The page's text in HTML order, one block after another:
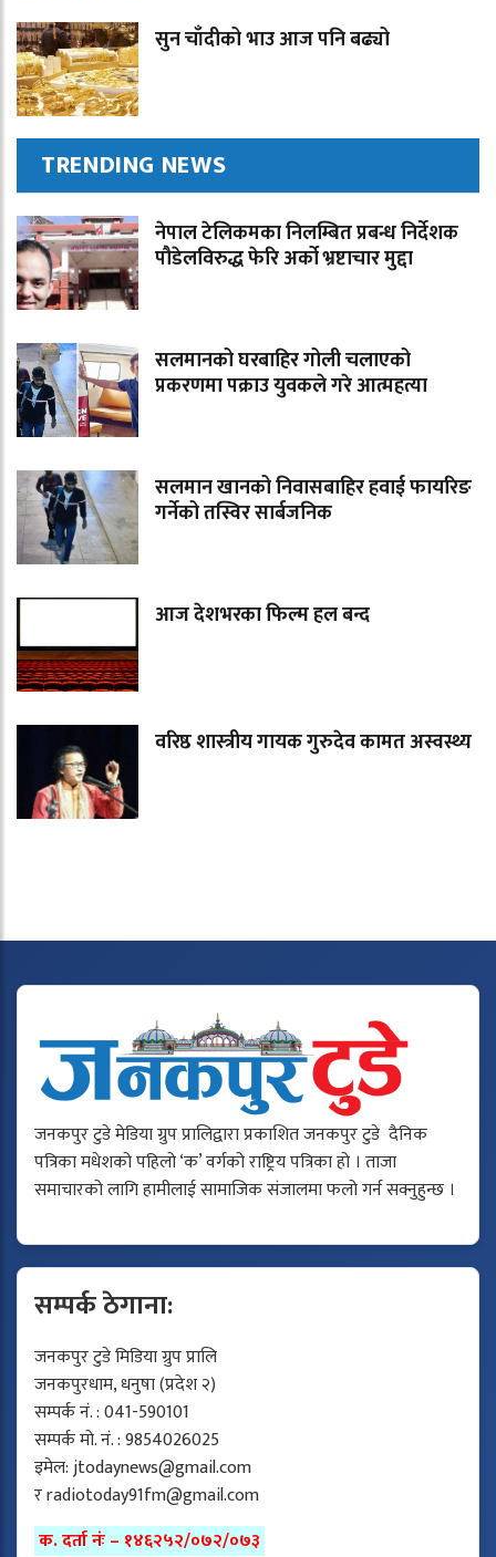
सुन चाँदीको भाउ आज पनि बढ्यो
TRENDING NEWS
नेपाल टेलिकमका निलम्बित प्रबन्ध निर्देशक
पौडेलविरुद्ध फेरि अर्को भ्रष्टाचार मुद्दा
सलमानको घरबाहिर गोली चलाएको
प्रकरणमा पक्राउ युवकले गरे आत्महत्या
सलमान खानको निवासबाहिर हवाई फायरिङ
गर्नेको तस्विर सार्बजनिक
आज देशभरका फिल्म हल बन्द
वरिष्ठ शास्त्रीय गायक गुरुदेव कामत अस्वस्थ्य
जनकपुर टुडे मेडिया ग्रुप प्रालिद्वारा प्रकाशित जनकपुर टुडे दैनिक
पत्रिका मधेशको पहिलो ‘क’ वर्गको राष्ट्रिय पत्रिका हो । ताजा
समाचारको लागि हामीलाई सामाजिक संजालमा फलो गर्न सक्नुहुन्छ ।
सम्पर्क ठेगाना:
जनकपुर टुडे मिडिया ग्रुप प्रालि
जनकपुरधाम, धनुषा (प्रदेश २)
सम्पर्क नं. : 041-590101
सम्पर्क मो. नं. : 9854026025
इमेल:jtodaynews@gmail.com
रradiotoday91fm@gmail.com
क. दर्ता नंः – १४६२५२/०७२/०७३